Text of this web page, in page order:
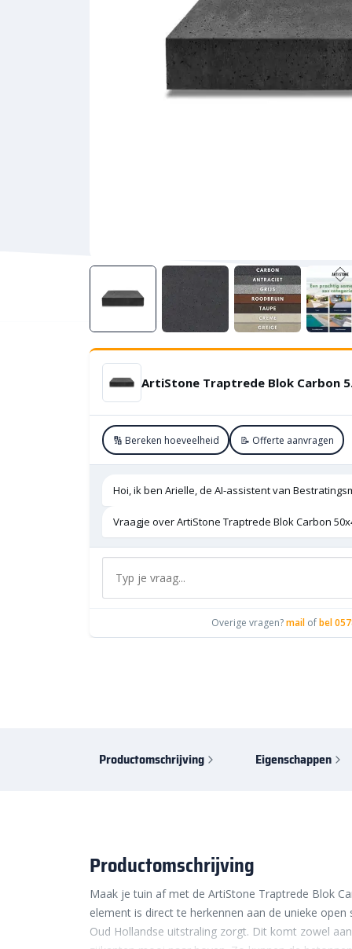
🔢 Bereken hoeveelheid 📝 Offerte aanvragen
Hoi, ik ben Arielle, de AI-assistent van
Vraagje over ArtiStone Traptrede Blok Carbon
Overige vragen?mail ofbel
Productomschrijving Eigenschappen
Productomschrijving
Maak je tuin af met de ArtiStone Traptrede Blok
element is direct te herkennen aan de unieke
Oud Hollandse uitstraling zorgt. Dit komt zowel